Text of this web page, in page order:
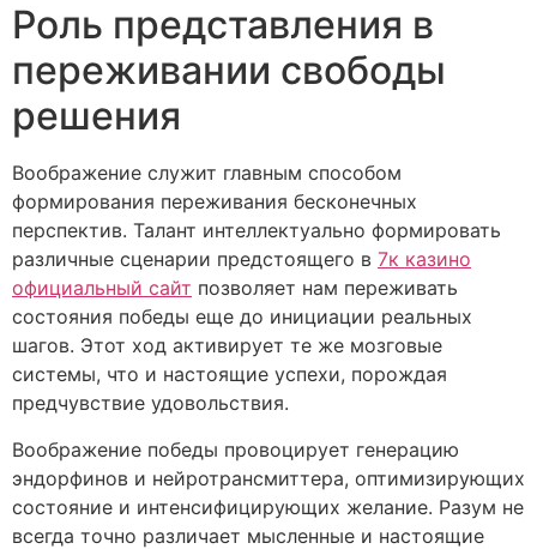
Роль представления в
переживании свободы
решения
Воображение служит главным способом
формирования переживания бесконечных
перспектив. Талант интеллектуально формировать
различные сценарии предстоящего в 7к казино
официальный сайт позволяет нам переживать
состояния победы еще до инициации реальных
шагов. Этот ход активирует те же мозговые
системы, что и настоящие успехи, порождая
предчувствие удовольствия.
Воображение победы провоцирует генерацию
эндорфинов и нейротрансмиттера, оптимизирующих
состояние и интенсифицирующих желание. Разум не
всегда точно различает мысленные и настоящие